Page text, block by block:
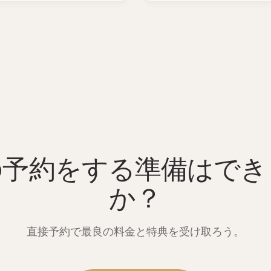
約をする準備はで
か？
直接予約で最良の料金と特典を受け取ろう。